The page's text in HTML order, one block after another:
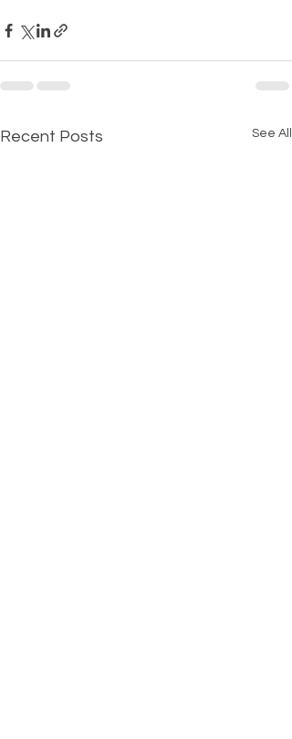
Recent Posts See All